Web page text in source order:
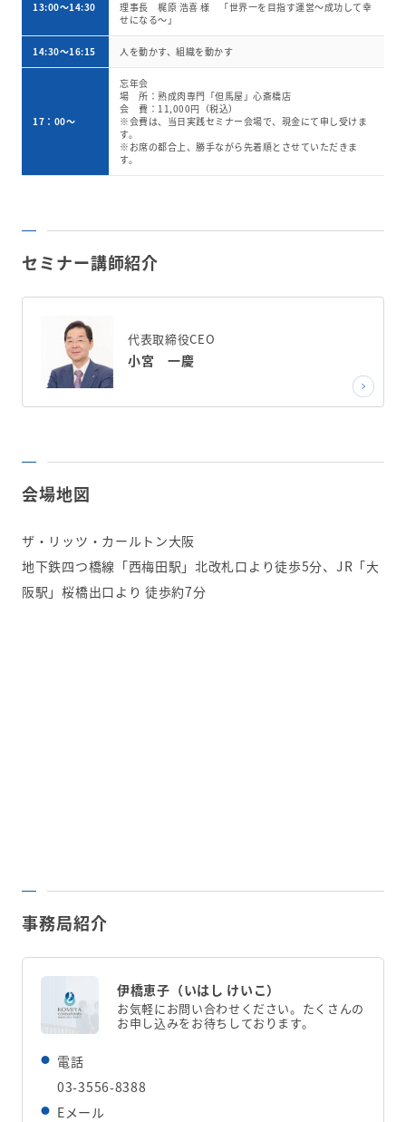
13:00～14:30
理事長 梶原 浩喜 様 「世界一を目指す運営～成功して幸
せになる～」
14:30～16:15 人を動かす、組織を動かす
17：00～
忘年会
場 所：熟成肉専門「但馬屋」心斎橋店
会 費：11,000円（税込）
※会費は、当日実践セミナー会場で、現金にて申し受けま
す。
※お席の都合上、勝手ながら先着順とさせていただきま
す。
セミナー講師紹介
代表取締役CEO
小宮 一慶
会場地図
ザ・リッツ・カールトン大阪
地下鉄四つ橋線「西梅田駅」北改札口より徒歩5分、JR「大
阪駅」桜橋出口より 徒歩約7分
事務局紹介
伊橋恵子（いはし けいこ）
お気軽にお問い合わせください。たくさんの
お申し込みをお待ちしております。
電話
03-3556-8388
Eメール